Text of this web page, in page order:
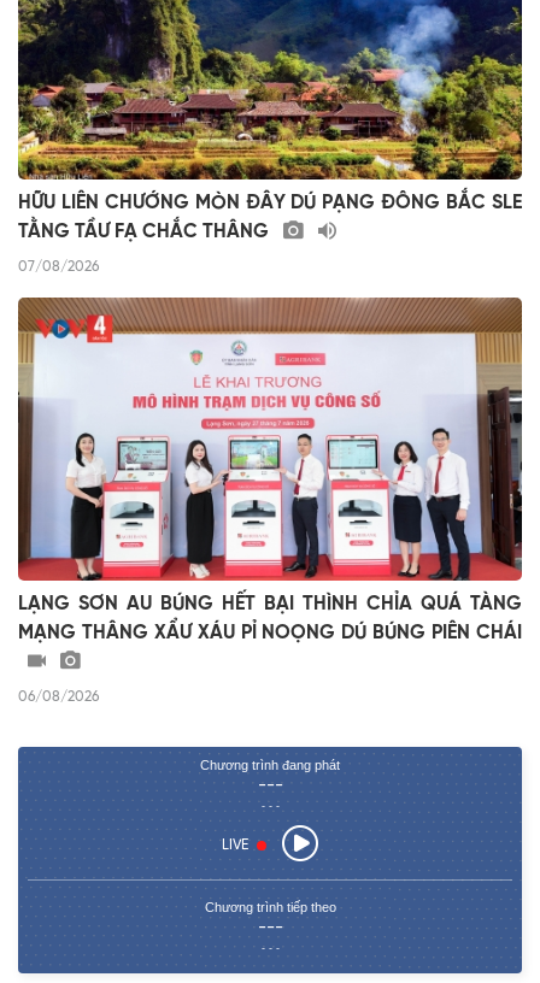
HỮU LIÊN CHƯỚNG MÒN ĐÂY DÚ PẠNG ĐÔNG BẮC SLE
TẰNG TẦƯ FẠ CHẮC THÂNG
07/08/2026
LẠNG SƠN AU BÚNG HẾT BẠI THÌNH CHỈA QUÁ TÀNG
MẠNG THÂNG XẨƯ XÁU PỈ NOỌNG DÚ BÚNG PIÊN CHÁI
06/08/2026
Chương trình đang phát
---
- - -
LIVE
Chương trình tiếp theo
---
- - -